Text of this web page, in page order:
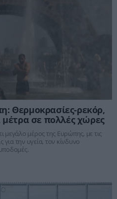
Θερμοκρασίες-ρεκόρ,
μέτρα σε πολλές χώρες
μεγάλο μέρος της Ευρώπης, με τις
για την υγεία, τον κίνδυνο